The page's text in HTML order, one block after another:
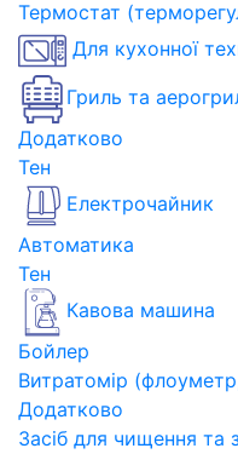
Термостат
Для кухонної
Гриль та
Додатково
Тен
Електрочайник
Автоматика
Тен
Кавова машина
Бойлер
Витратомір
Додатково
Засіб для чищення та